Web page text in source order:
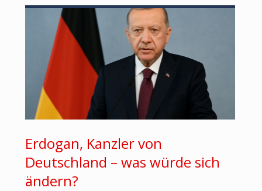
Erdogan, Kanzler von
Deutschland – was würde sich
ändern?